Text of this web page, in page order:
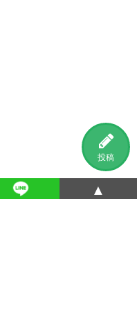
投稿
▲